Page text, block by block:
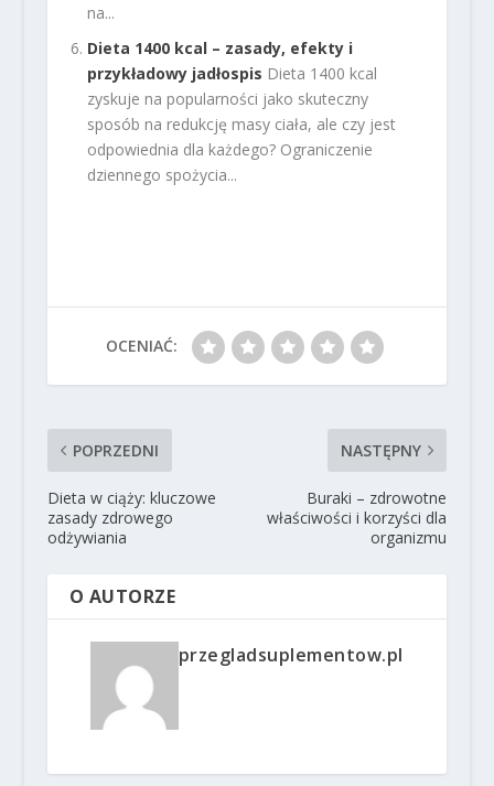
na...
Dieta 1400 kcal – zasady, efekty i
przykładowy jadłospis Dieta 1400 kcal
zyskuje na popularności jako skuteczny
sposób na redukcję masy ciała, ale czy jest
odpowiednia dla każdego? Ograniczenie
dziennego spożycia...
OCENIAĆ:
POPRZEDNI
Dieta w ciąży: kluczowe
zasady zdrowego
odżywiania
NASTĘPNY
Buraki – zdrowotne
właściwości i korzyści dla
organizmu
O AUTORZE
przegladsuplementow.pl